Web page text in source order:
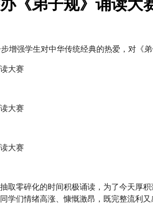
《弟子规》诵读大
增强学生对中华传统经典的热爱，对《
取零碎化的时间积极诵读，为了今天
学们情绪高涨、慷慨激昂，既完整流利